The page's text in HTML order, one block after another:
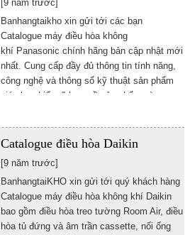
[9 năm trước]
Banhangtaikho xin gửi tới các bạn
Catalogue máy điều hòa không
khí Panasonic chính hãng bản cập nhật mới
nhất. Cung cấp đầy đủ thông tin tính năng,
công nghệ và thông số kỹ thuật sản phẩm
giúp bạn hiểu rõ hơn về sản phẩm này
Catalogue điều hòa Daikin
[9 năm trước]
BanhangtaiKHO xin gửi tới quý khách hàng
Catalogue máy điều hòa không khí Daikin
bao gồm điều hòa treo tường Room Air, điều
hòa tủ đứng và âm trần cassette, nối ống